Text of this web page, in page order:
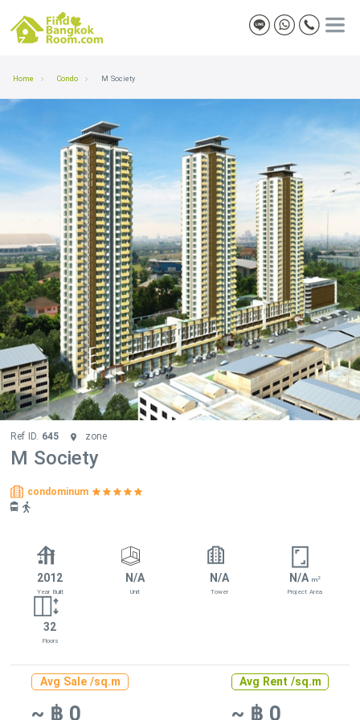
Home Condo M Society
Ref ID. 645 zone
M Society
condominum
2012
Year Built
N/A
Unit
N/A
Tower
N/A m2
Project Area
32
Floors
Avg Sale /sq.m
~ ฿ 0
Avg Rent /sq.m
~ ฿ 0